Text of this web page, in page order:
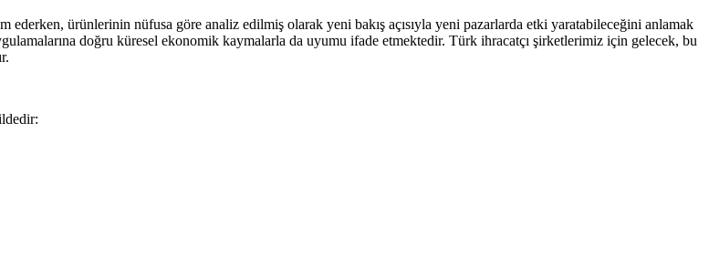
ürünlerinin nüfusa göre analiz edilmiş olarak yeni bakış açısıyla yeni pazarlarda etki yaratabileceğini anlamak
doğru küresel ekonomik kaymalarla da uyumu ifade etmektedir. Türk ihracatçı şirketlerimiz için gelecek, bu